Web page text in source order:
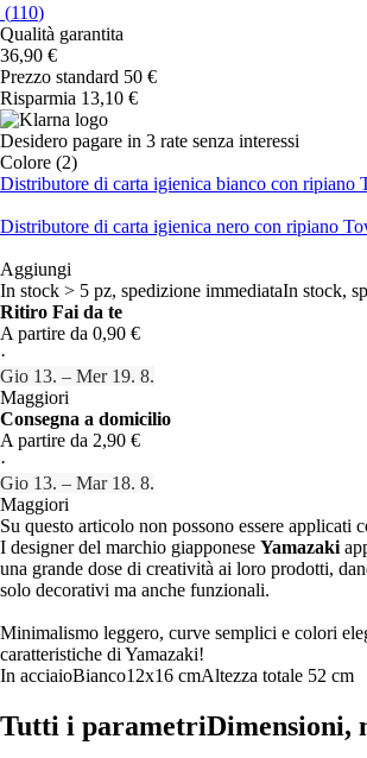
(110)
Qualità garantita
36,90 €
Prezzo standard 50 €
Risparmia 13,10 €
Desidero pagare in 3 rate senza interessi
Colore (2)
Distributore di carta igienica bianco con
Distributore di carta igienica nero con ripiano
Aggiungi
In stock > 5 pz, spedizione immediataIn stock,
Ritiro Fai da te
A partire da 0,90 €
·
Gio 13. – Mer 19. 8.
Maggiori
Consegna a domicilio
A partire da 2,90 €
·
Gio 13. – Mar 18. 8.
Maggiori
Su questo articolo non possono essere applicati
I designer del marchio giapponese Yamazaki
una grande dose di creatività ai loro prodotti,
solo decorativi ma anche funzionali.
Minimalismo leggero, curve semplici e colori
caratteristiche di Yamazaki!
In acciaioBianco12x16 cmAltezza totale 52 cm
Tutti i parametriDimensioni,